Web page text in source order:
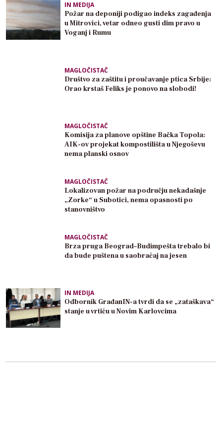
IN MEDIJA
Požar na deponiji podigao indeks zagađenja
u Mitrovici, vetar odneo gusti dim pravo u
Voganj i Rumu
MAGLOČISTAČ
Društvo za zaštitu i proučavanje ptica Srbije:
Orao krstaš Feliks je ponovo na slobodi!
MAGLOČISTAČ
Komisija za planove opštine Bačka Topola:
AIK-ov projekat kompostilišta u Njegoševu
nema planski osnov
MAGLOČISTAČ
Lokalizovan požar na području nekadašnje
„Zorke“ u Subotici, nema opasnosti po
stanovništvo
MAGLOČISTAČ
Brza pruga Beograd–Budimpešta trebalo bi
da bude puštena u saobraćaj na jesen
IN MEDIJA
Odbornik GrađanIN-a tvrdi da se „zataškava“
stanje u vrtiću u Novim Karlovcima